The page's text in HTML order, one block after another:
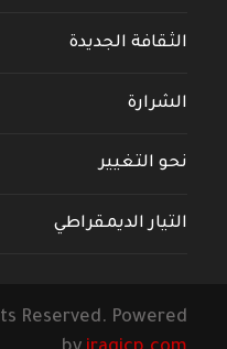
الثقافة الجديدة
الشرارة
نحو التغيير
التيار الديمقراطي
Reserved. Powered